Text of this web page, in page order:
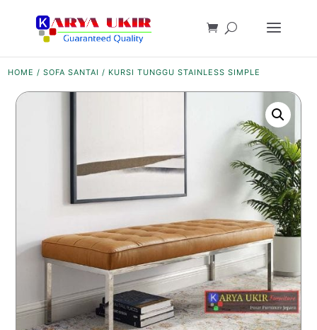
HOME /SOFA SANTAI / KURSI TUNGGU STAINLESS SIMPLE